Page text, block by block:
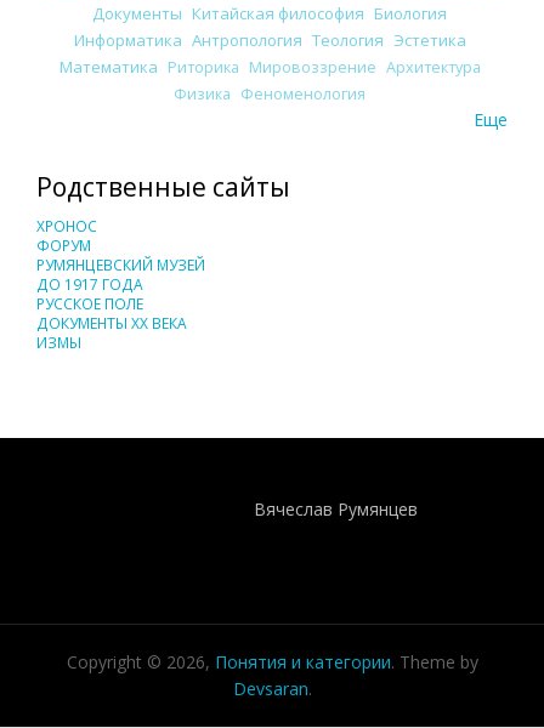
Документы Китайская философия Биология
Информатика Антропология Теология Эстетика
Математика Риторика Мировоззрение Архитектура
Физика Феноменология
Еще
Родственные сайты
ХРОНОС
ФОРУМ
РУМЯНЦЕВСКИЙ МУЗЕЙ
ДО 1917 ГОДА
РУССКОЕ ПОЛЕ
ДОКУМЕНТЫ XX ВЕКА
ИЗМЫ
Вячеслав Румянцев
Copyright © 2026, Понятия и категории. Theme by
Devsaran.